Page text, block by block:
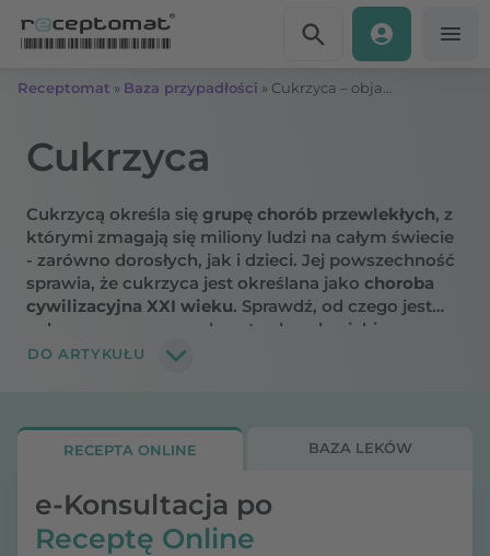
Receptomat » Baza przypadłości »
Cukrzyca
Cukrzycą określa się grupę chorób przewlekłych, z
którymi zmagają się miliony ludzi na całym świecie
- zarówno dorosłych, jak i dzieci. Jej powszechność
sprawia, że cukrzyca jest określana jako choroba
cywilizacyjna XXI wieku. Sprawdź, od czego jest
cukrzyca, na czym polega ta choroba, jakie są
powikłania cukrzycy i objawy.
DO ARTYKUŁU
RECEPTA ONLINE BAZA LEKÓW
e-Konsultacja po
Receptę Online